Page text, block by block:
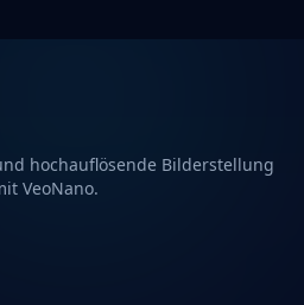
hochauflösende Bilderstellung
VeoNano.